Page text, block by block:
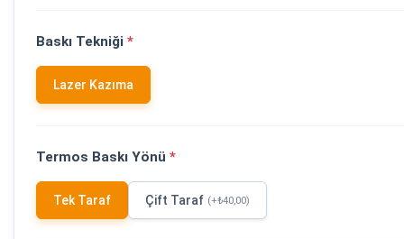
Baskı Tekniği *
Lazer Kazıma
Termos Baskı Yönü *
Tek Taraf Çift Taraf (+₺40,00)